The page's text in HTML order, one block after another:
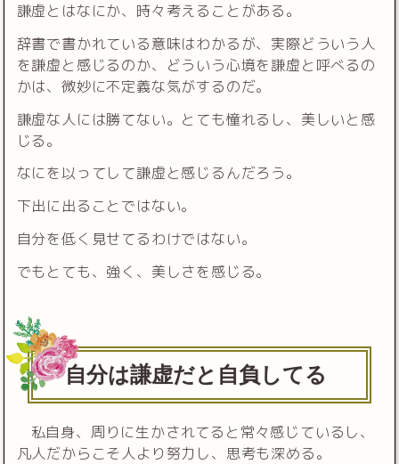
謙虚とはなにか、時々考えることがある。
辞書で書かれている意味はわかるが、実際どういう人
を謙虚と感じるのか、どういう心境を謙虚と呼べるの
かは、微妙に不定義な気がするのだ。
謙虚な人には勝てない。とても憧れるし、美しいと感
じる。
なにを以ってして謙虚と感じるんだろう。
下出に出ることではない。
自分を低く見せてるわけではない。
でもとても、強く、美しさを感じる。
自分は謙虚だと自負してる
私自身、周りに生かされてると常々感じているし、
凡人だからこそ人より努力し、思考も深める。